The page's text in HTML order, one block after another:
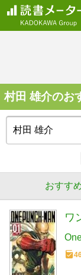
村田 雄介のお
おすす
ワ